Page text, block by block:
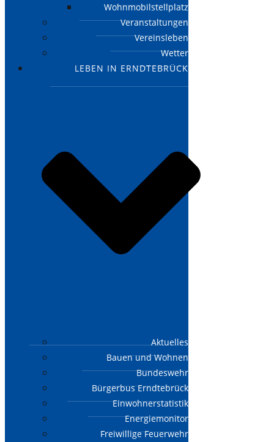
Wohnmobilstellplatz
Veranstaltungen
Vereinsleben
Wetter
LEBEN IN ERNDTEBRÜCK
Aktuelles
Bauen und Wohnen
Bundeswehr
Bürgerbus Erndtebrück
Einwohnerstatistik
Energiemonitor
Freiwillige Feuerwehr